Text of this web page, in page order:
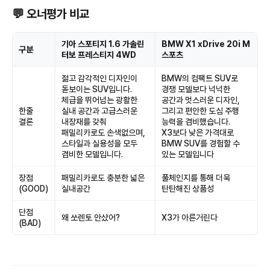
💬 오너평가 비교
구분
기아 스포티지 1.6 가솔린
터보 프레스티지 4WD
BMW X1 xDrive 20i M
스포츠
한줄
결론
젊고 감각적인 디자인이
돋보이는 SUV입니다.
체급을 뛰어넘는 광활한
실내 공간과 고급스러운
내장재를 갖춰
패밀리카로도 손색없으며,
스타일과 실용성을 모두
겸비한 모델입니다.
BMW의 컴팩트 SUV로
경쟁 모델보다 넉넉한
공간과 멋스러운 디자인,
그리고 편안한 도심 주행
능력을 겸비했습니다.
X3보다 낮은 가격대로
BMW SUV를 경험할 수
있는 모델입니다
장점
(GOOD)
패밀리카로도 충분한 넓은
실내공간
풀체인지를 통해 더욱
탄탄해진 상품성
단점
(BAD)
왜 쏘렌토 안샀어? X3가 아른거린다